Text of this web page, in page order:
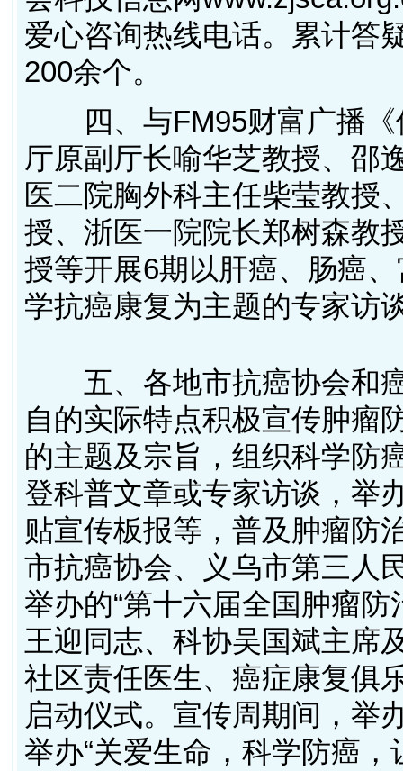
爱心咨询热线电话。累计答
200余个。
四、与FM95财富广播《
厅原副厅长喻华芝教授、邵
医二院胸外科主任柴莹教授
授、浙医一院院长郑树森教
授等开展6期以肝癌、肠癌
学抗癌康复为主题的专家访
五、各地市抗癌协会和癌
自的实际特点积极宣传肿瘤
的主题及宗旨，组织科学防
登科普文章或专家访谈，举
贴宣传板报等，普及肿瘤防
市抗癌协会、义乌市第三人
举办的“第十六届全国肿瘤
王迎同志、科协吴国斌主席
社区责任医生、癌症康复俱
启动仪式。宣传周期间，举
举办“关爱生命，科学防癌